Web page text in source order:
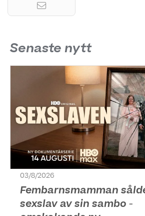
Senaste nytt
03/8/2026
Fembarnsmamman
sexslav av sin sambo -